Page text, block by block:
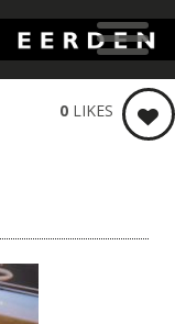
0 LIKES